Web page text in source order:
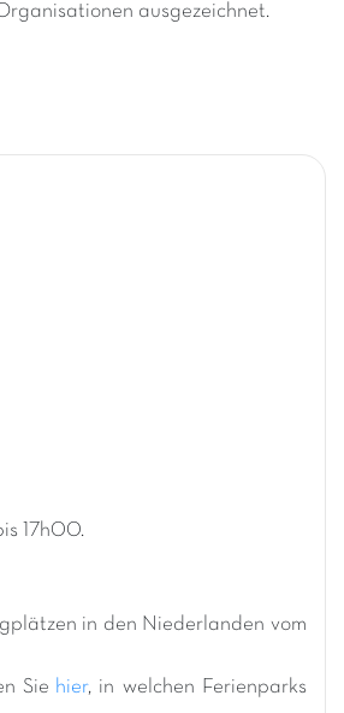
ausgezeichnet.
17h00.
in den Niederlanden vom
Sie hier, in welchen Ferienparks